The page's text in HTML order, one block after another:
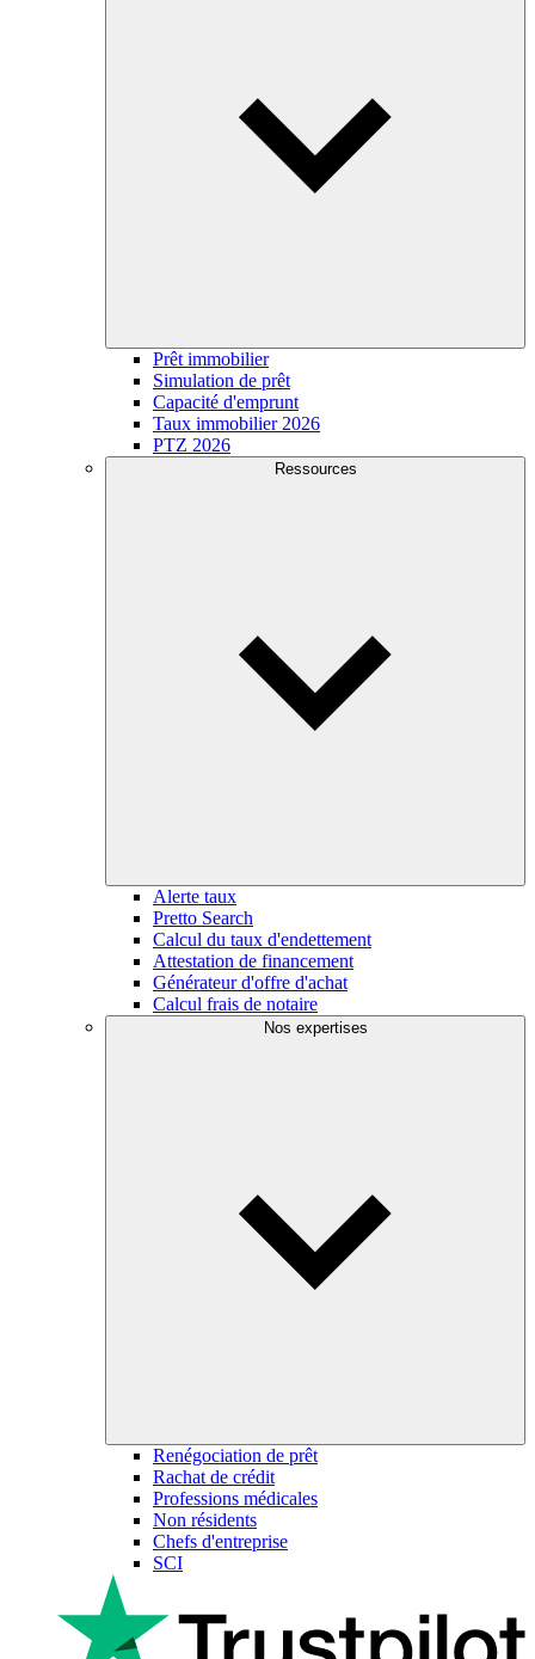
Prêt immobilier
Simulation de prêt
Capacité d'emprunt
Taux immobilier 2026
PTZ 2026
Ressources
Alerte taux
Pretto Search
Calcul du taux d'endettement
Attestation de financement
Générateur d'offre d'achat
Calcul frais de notaire
Nos expertises
Renégociation de prêt
Rachat de crédit
Professions médicales
Non résidents
Chefs d'entreprise
SCI